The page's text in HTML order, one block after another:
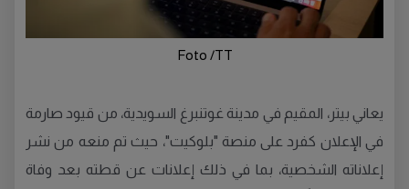
Foto /TT
يعاني بيتر، المقيم في مدينة غوتنبرغ السويدية، من قيود صارمة
في الإعلان كفرد على منصة "بلوكيت"، حيث تم منعه من نشر
إعلاناته الشخصية، بما في ذلك إعلانات عن قطته بعد وفاة